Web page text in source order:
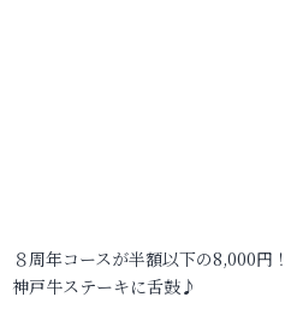
８周年コースが半額以下の8,000円！
神戸牛ステーキに舌鼓♪